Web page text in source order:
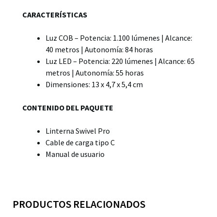
CARACTERÍSTICAS
Luz COB – Potencia: 1.100 lúmenes | Alcance:
40 metros | Autonomía: 84 horas
Luz LED – Potencia: 220 lúmenes | Alcance: 65
metros | Autonomía: 55 horas
Dimensiones: 13 x 4,7 x 5,4 cm
CONTENIDO DEL PAQUETE
Linterna Swivel Pro
Cable de carga tipo C
Manual de usuario
PRODUCTOS RELACIONADOS